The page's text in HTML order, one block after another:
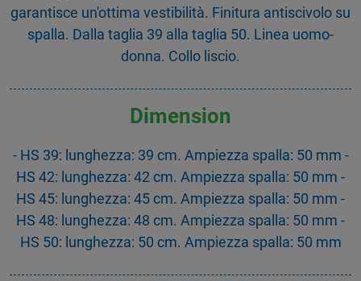
garantisce un'ottima vestibilità. Finitura antiscivolo su
spalla. Dalla taglia 39 alla taglia 50. Linea uomo-
donna. Collo liscio.
Dimension
- HS 39: lunghezza: 39 cm. Ampiezza spalla: 50 mm -
HS 42: lunghezza: 42 cm. Ampiezza spalla: 50 mm -
HS 45: lunghezza: 45 cm. Ampiezza spalla: 50 mm -
HS 48: lunghezza: 48 cm. Ampiezza spalla: 50 mm -
HS 50: lunghezza: 50 cm. Ampiezza spalla: 50 mm